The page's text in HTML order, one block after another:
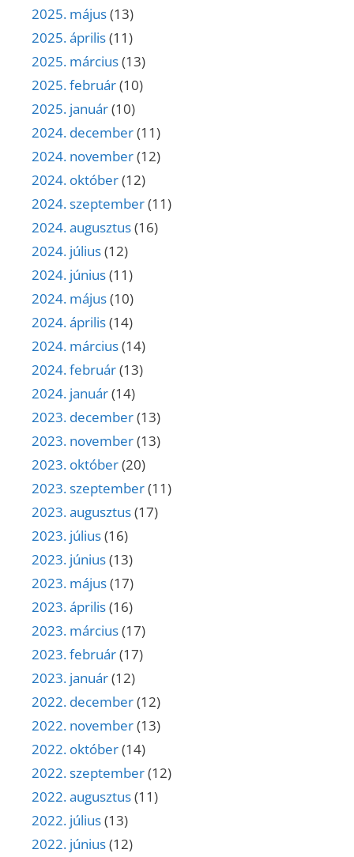
2025. május(13)
2025. április(11)
2025. március(13)
2025. február(10)
2025. január(10)
2024. december(11)
2024. november(12)
2024. október(12)
2024. szeptember(11)
2024. augusztus(16)
2024. július(12)
2024. június(11)
2024. május(10)
2024. április(14)
2024. március(14)
2024. február(13)
2024. január(14)
2023. december(13)
2023. november(13)
2023. október(20)
2023. szeptember(11)
2023. augusztus(17)
2023. július(16)
2023. június(13)
2023. május(17)
2023. április(16)
2023. március(17)
2023. február(17)
2023. január(12)
2022. december(12)
2022. november(13)
2022. október(14)
2022. szeptember(12)
2022. augusztus(11)
2022. július(13)
2022. június(12)